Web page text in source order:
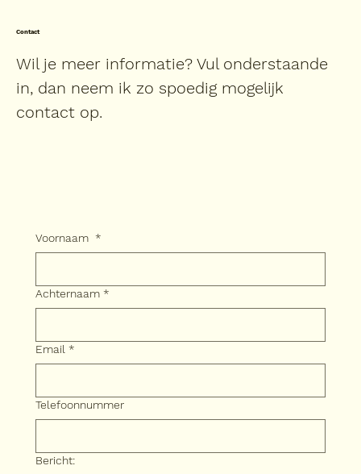
Contact
Wil je meer informatie? Vul onderstaande
in, dan neem ik zo spoedig mogelijk
contact op.
Voornaam *
Achternaam *
Email *
Telefoonnummer
Bericht: